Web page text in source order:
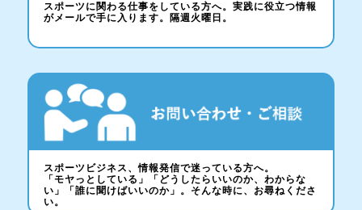
スポーツに関わる仕事をしている方へ。実践に役立つ情報
がメールで手に入ります。隔週火曜日。
スポーツビジネス、情報発信で迷っている方へ。
「モヤっとしている」「どうしたらいいのか、わからな
い」「誰に聞けばいいのか」。そんな時に、お尋ねくださ
い。